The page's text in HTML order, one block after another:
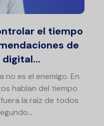
el tiempo
de
digital...
no es el enemigo. En
hablan del tiempo
la raíz de todos